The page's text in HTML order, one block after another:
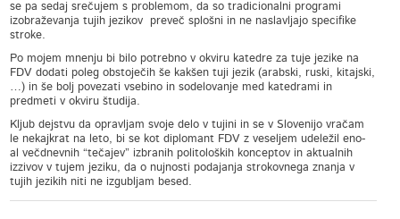
se pa sedaj srečujem s problemom, da so tradicionalni programi
izobraževanja tujih jezikov preveč splošni in ne naslavljajo specifike
stroke.
Po mojem mnenju bi bilo potrebno v okviru katedre za tuje jezike na
FDV dodati poleg obstoječih še kakšen tuji jezik (arabski, ruski, kitajski,
…) in še bolj povezati vsebino in sodelovanje med katedrami in
predmeti v okviru študija.
Kljub dejstvu da opravljam svoje delo v tujini in se v Slovenijo vračam
le nekajkrat na leto, bi se kot diplomant FDV z veseljem udeležil eno-
al večdnevnih “tečajev” izbranih politoloških konceptov in aktualnih
izzivov v tujem jeziku, da o nujnosti podajanja strokovnega znanja v
tujih jezikih niti ne izgubljam besed.